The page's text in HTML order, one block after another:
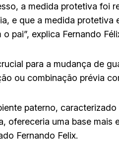
a medida protetiva foi
e que a medida protetiva
pai”, explica Fernando
para a mudança de
ou combinação prévia
paterno,
ofereceria uma base mais
Fernando Felix.